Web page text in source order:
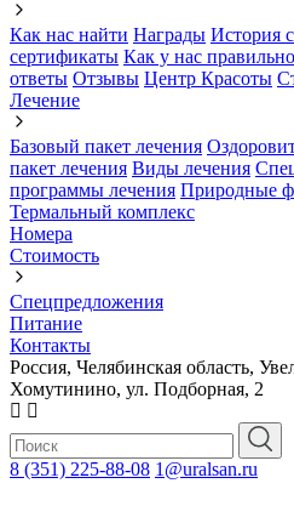
Как нас найти Награды История
сертификаты Как у нас
ответы Отзывы Центр Красоты
Лечение
Базовый пакет лечения
пакет лечения Виды лечения
программы лечения Природные
Термальный комплекс
Номера
Стоимость
Спецпредложения
Питание
Контакты
Россия, Челябинская область,
Хомутинино, ул. Подборная, 2
8 (351) 225-88-08 1@uralsan.ru